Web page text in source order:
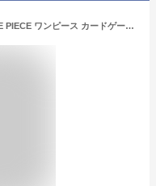
【シール付き完全未開封 BOX】 ONE PIECE ワンピース カードゲーム ブースターパック 24パック入り トレカ TCG (OP-05 新時代の主役 第5弾)